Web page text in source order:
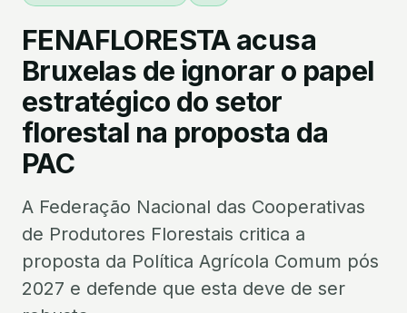
FENAFLORESTA acusa
Bruxelas de ignorar o papel
estratégico do setor
florestal na proposta da
PAC
A Federação Nacional das Cooperativas
de Produtores Florestais critica a
proposta da Política Agrícola Comum pós
2027 e defende que esta deve de ser